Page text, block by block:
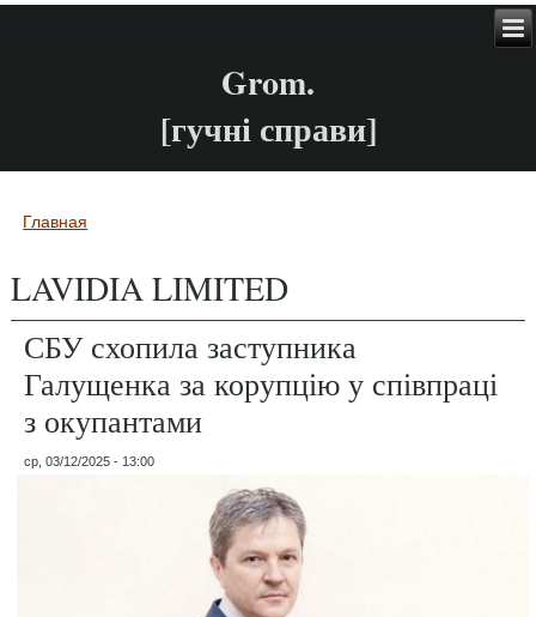
Grom.
[гучні справи]
Вы здесь
Главная
LAVIDIA LIMITED
СБУ схопила заступника
Галущенка за корупцію у співпраці
з окупантами
ср, 03/12/2025 - 13:00